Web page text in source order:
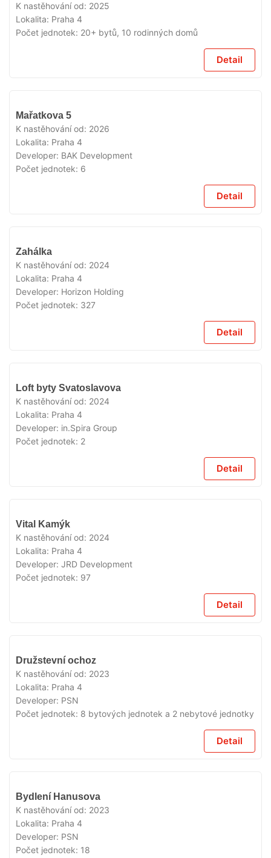
K nastěhování od: 2025
Lokalita: Praha 4
Počet jednotek: 20+ bytů, 10 rodinných domů
Detail
Mařatkova 5
K nastěhování od: 2026
Lokalita: Praha 4
Developer: BAK Development
Počet jednotek: 6
Detail
Zahálka
K nastěhování od: 2024
Lokalita: Praha 4
Developer: Horizon Holding
Počet jednotek: 327
Detail
Loft byty Svatoslavova
K nastěhování od: 2024
Lokalita: Praha 4
Developer: in.Spira Group
Počet jednotek: 2
Detail
Vital Kamýk
K nastěhování od: 2024
Lokalita: Praha 4
Developer: JRD Development
Počet jednotek: 97
Detail
Družstevní ochoz
K nastěhování od: 2023
Lokalita: Praha 4
Developer: PSN
Počet jednotek: 8 bytových jednotek a 2 nebytové jednotky
Detail
Bydlení Hanusova
K nastěhování od: 2023
Lokalita: Praha 4
Developer: PSN
Počet jednotek: 18